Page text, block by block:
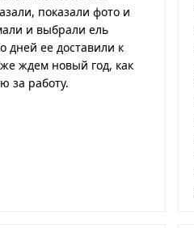
показали фото и
и выбрали ель
дней ее доставили к
ждем новый год, как
за работу.